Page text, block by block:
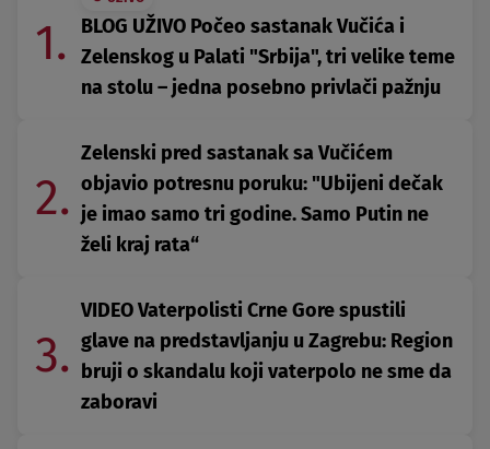
1.
BLOG UŽIVO Počeo sastanak Vučića i
Zelenskog u Palati "Srbija", tri velike teme
na stolu – jedna posebno privlači pažnju
2.
Zelenski pred sastanak sa Vučićem
objavio potresnu poruku: "Ubijeni dečak
je imao samo tri godine. Samo Putin ne
želi kraj rata“
3.
VIDEO Vaterpolisti Crne Gore spustili
glave na predstavljanju u Zagrebu: Region
bruji o skandalu koji vaterpolo ne sme da
zaboravi